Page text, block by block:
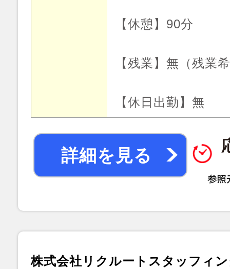
【休憩】90分
【残業】無（残業
【休日出勤】無
詳細を見る
株式会社リクルートスタッフィ